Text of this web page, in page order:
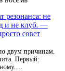
резонанса: не
и не клуб. —
совет
двум причинам.
Первый: